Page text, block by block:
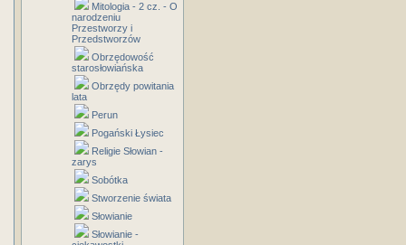
Mitologia - 2 cz. - O
narodzeniu
Przestworzy i
Przedstworzów
Obrzędowość
starosłowiańska
Obrzędy powitania
lata
Perun
Pogański Łysiec
Religie Słowian -
zarys
Sobótka
Stworzenie świata
Słowianie
Słowianie -